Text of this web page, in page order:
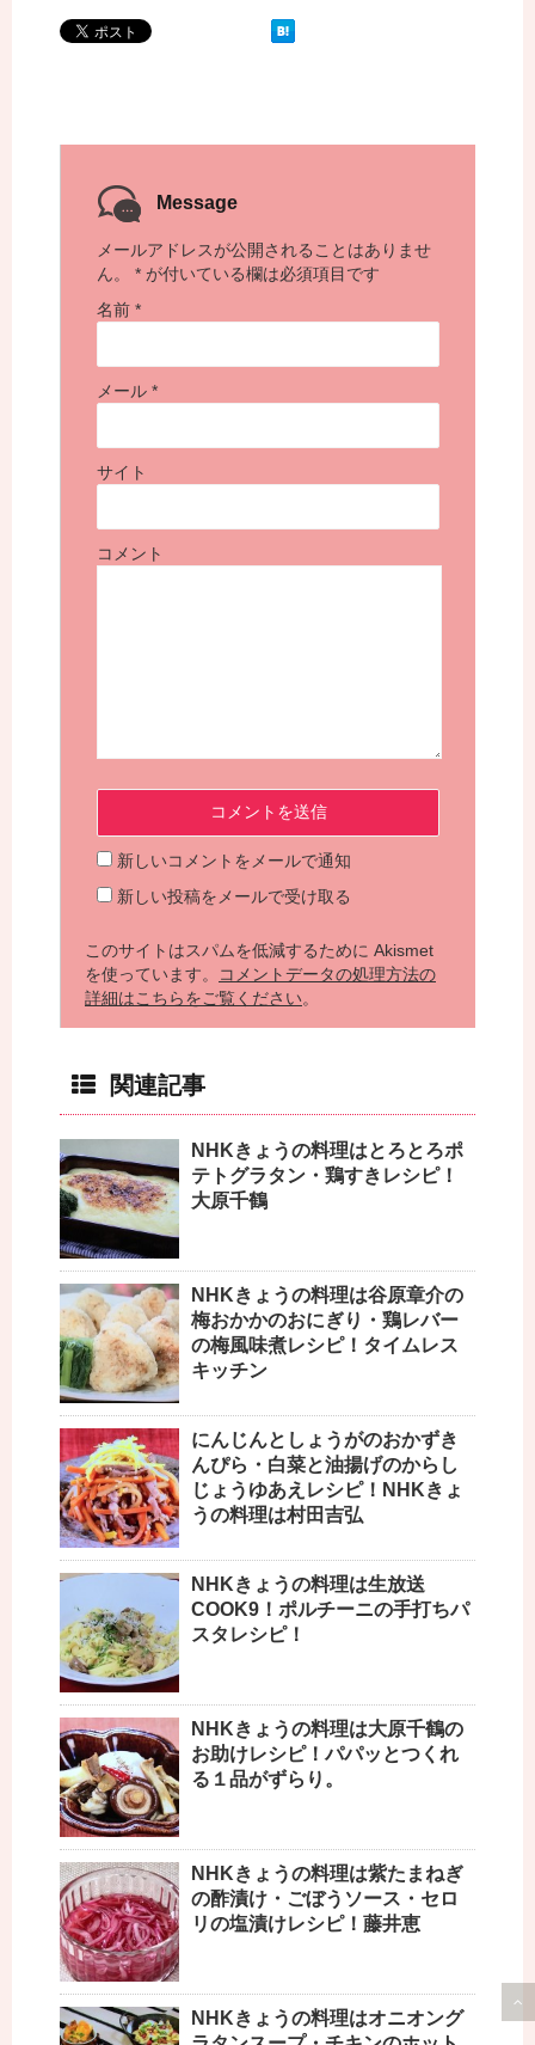
Message
メールアドレスが公開されることはありませ
ん。
* が付いている欄は必須項目です
名前 *
メール *
サイト
コメント
新しいコメントをメールで通知
新しい投稿をメールで受け取る
このサイトはスパムを低減するために Akismet
を使っています。
コメントデータの処理方法の
詳細はこちらをご覧ください。
関連記事
NHKきょうの料理はとろとろポ
テトグラタン・鶏すきレシピ！
大原千鶴
NHKきょうの料理は谷原章介の
梅おかかのおにぎり・鶏レバー
の梅風味煮レシピ！タイムレス
キッチン
にんじんとしょうがのおかずき
んぴら・白菜と油揚げのからし
じょうゆあえレシピ！NHKきょ
うの料理は村田吉弘
NHKきょうの料理は生放送
COOK9！ポルチーニの手打ちパ
スタレシピ！
NHKきょうの料理は大原千鶴の
お助けレシピ！パパッとつくれ
る１品がずらり。
NHKきょうの料理は紫たまねぎ
の酢漬け・ごぼうソース・セロ
リの塩漬けレシピ！藤井恵
NHKきょうの料理はオニオング